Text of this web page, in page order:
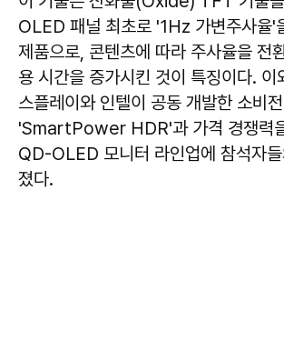
OLED 패널 최초로 '1Hz 가변주사율'
제품으로, 콘텐츠에 따라 주사율을 전
용 시간을 증가시킨 것이 특징이다. 이
스플레이와 인텔이 공동 개발한 소비
'SmartPower HDR'과 가격 경쟁력
QD-OLED 모니터 라인업에 참석자
졌다.